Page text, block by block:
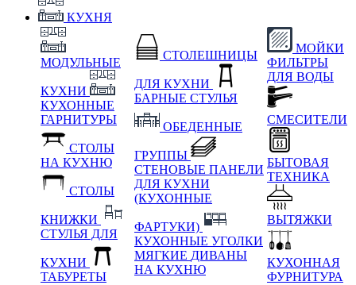
КУХНЯ
МОДУЛЬНЫЕ
КУХНИ
КУХОННЫЕ
ГАРНИТУРЫ
СТОЛЫ
НА КУХНЮ
СТОЛЫ
КНИЖКИ
СТУЛЬЯ ДЛЯ
КУХНИ
ТАБУРЕТЫ
СТОЛЕШНИЦЫ
ДЛЯ КУХНИ
БАРНЫЕ СТУЛЬЯ
ОБЕДЕННЫЕ
ГРУППЫ
СТЕНОВЫЕ ПАНЕЛИ
ДЛЯ КУХНИ
(КУХОННЫЕ
ФАРТУКИ)
КУХОННЫЕ УГОЛКИ
МЯГКИЕ ДИВАНЫ
НА КУХНЮ
МОЙКИ
ФИЛЬТРЫ
ДЛЯ ВОДЫ
СМЕСИТЕЛИ
БЫТОВАЯ
ТЕХНИКА
ВЫТЯЖКИ
КУХОННАЯ
ФУРНИТУРА